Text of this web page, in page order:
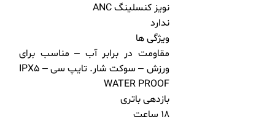
نویز کنسلینگ ANC
ندارد
ویژگی ها
مقاومت در برابر آب – مناسب برای
ورزش – سوکت شار. تایپ سی – IPX5
WATER PROOF
بازدهی باتری
18 ساعت